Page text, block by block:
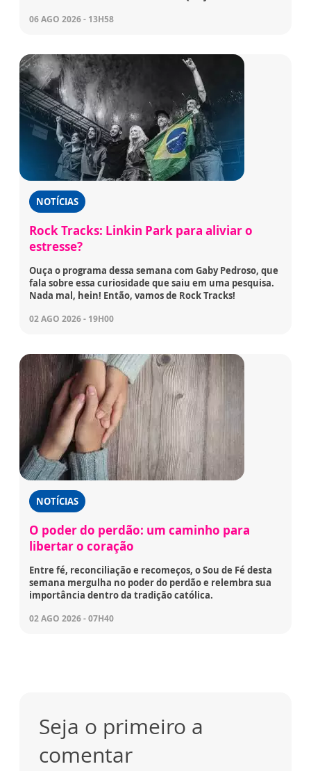
06 AGO 2026 - 13H58
NOTÍCIAS
Rock Tracks: Linkin Park para aliviar o
estresse?
Ouça o programa dessa semana com Gaby Pedroso, que
fala sobre essa curiosidade que saiu em uma pesquisa.
Nada mal, hein! Então, vamos de Rock Tracks!
02 AGO 2026 - 19H00
NOTÍCIAS
O poder do perdão: um caminho para
libertar o coração
Entre fé, reconciliação e recomeços, o Sou de Fé desta
semana mergulha no poder do perdão e relembra sua
importância dentro da tradição católica.
02 AGO 2026 - 07H40
Seja o primeiro a
comentar